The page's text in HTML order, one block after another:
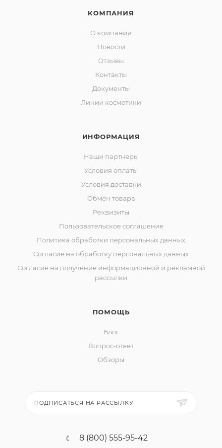
КОМПАНИЯ
О компании
Новости
Отзывы
Контакты
Документы
Линии косметики
ИНФОРМАЦИЯ
Наши партнеры
Условия оплаты
Условия доставки
Обмен товара
Реквизиты
Пользовательское соглашение
Политика обработки персональных данных
Согласие на обработку персональных данных
Согласие на получение информационной и рекламной
рассылки
ПОМОЩЬ
Блог
Вопрос-ответ
Обзоры
ПОДПИСАТЬСЯ НА РАССЫЛКУ
8 (800) 555-95-42